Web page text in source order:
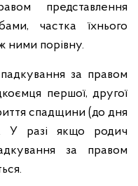
представлення
частка їхнього
ними порівну.
за правом
першої, другої
спадщини (до дня
У разі якщо родич
за правом